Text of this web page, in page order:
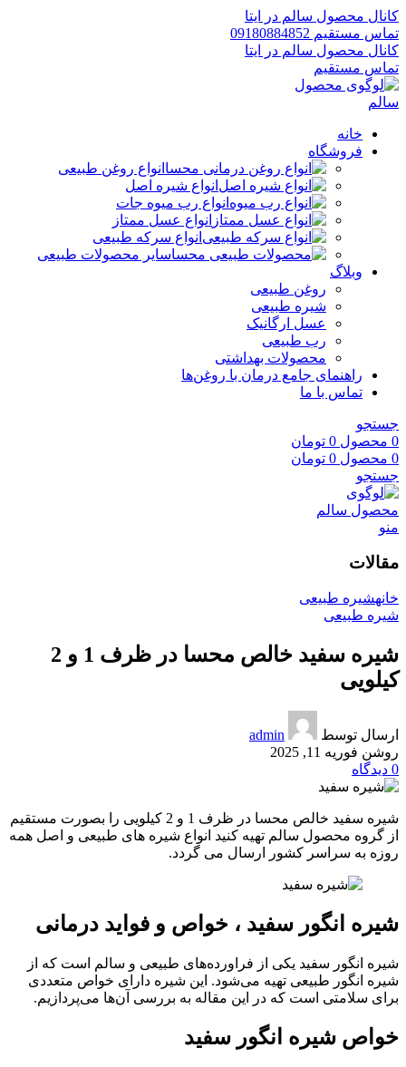
کانال محصول سالم در ایتا
تماس مستقیم 09180884852
کانال محصول سالم در ایتا
تماس مستقیم
خانه
فروشگاه
انواع روغن طبیعی
انواع شیره اصل
انواع رب میوه جات
انواع عسل ممتاز
انواع سرکه طبیعی
سایر محصولات طبیعی
وبلاگ
روغن طبیعی
شیره طبیعی
عسل ارگانیک
رب طبیعی
محصولات بهداشتی
راهنمای جامع درمان با روغن‌ها
تماس با ما
جستجو
0 محصول 0 تومان
0 محصول 0 تومان
جستجو
منو
مقالات
خانهشیره طبیعی
شیره طبیعی
شیره سفید خالص محسا در ظرف 1 و 2
کیلویی
ارسال توسط
admin
روشن فوریه 11, 2025
0 دیدگاه
شیره سفید خالص محسا در ظرف 1 و 2 کیلویی را بصورت مستقیم
از گروه محصول سالم تهیه کنید انواع شیره های طبیعی و اصل همه
روزه به سراسر کشور ارسال می گردد.
شیره انگور سفید ، خواص و فواید درمانی
شیره انگور سفید یکی از فراورده‌های طبیعی و سالم است که از
شیره انگور طبیعی تهیه می‌شود. این شیره دارای خواص متعددی
برای سلامتی است که در این مقاله به بررسی آن‌ها می‌پردازیم.
خواص شیره انگور سفید